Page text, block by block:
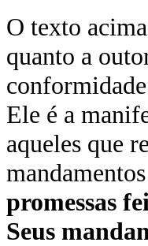
O texto
quanto a
Ele é a
aqueles que
promessas
Seus